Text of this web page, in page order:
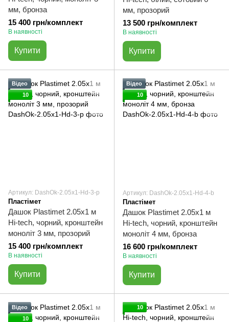
мм, бронза
15 400 грн/комплект
В наявності
Купити
мм, прозорий
13 500 грн/комплект
В наявності
Купити
Відео
10
Артикул: DashOk-2.05x1-Hd-3-p
Пластімет
Дашок Plastimet 2.05x1 м
Hi-tech, чорний, кронштейн
моноліт 3 мм, прозорий
15 400 грн/комплект
В наявності
Купити
Відео
10
Артикул: DashOk-2.05x1-Hd-4-b
Пластімет
Дашок Plastimet 2.05x1 м
Hi-tech, чорний, кронштейн
моноліт 4 мм, бронза
16 600 грн/комплект
В наявності
Купити
Відео
10
10